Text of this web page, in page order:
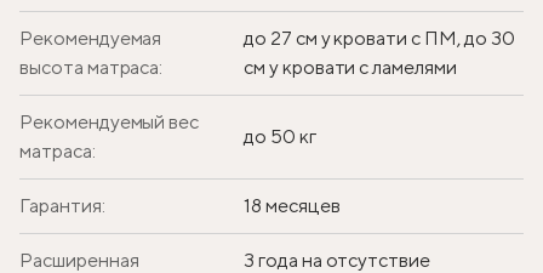
Рекомендуемая
высота матраса:
до 27 см у кровати с ПМ, до 30
см у кровати с ламелями
Рекомендуемый вес
матраса:
до 50 кг
Гарантия: 18 месяцев
Расширенная
3 года на отсутствие